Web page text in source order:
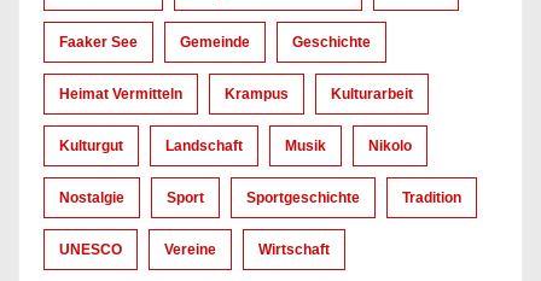
Faaker See Gemeinde Geschichte
Heimat Vermitteln Krampus Kulturarbeit
Kulturgut Landschaft Musik Nikolo
Nostalgie Sport Sportgeschichte Tradition
UNESCO Vereine Wirtschaft